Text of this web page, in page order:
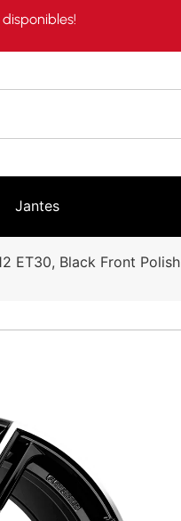
Jantes
ET30, Black Front Polish